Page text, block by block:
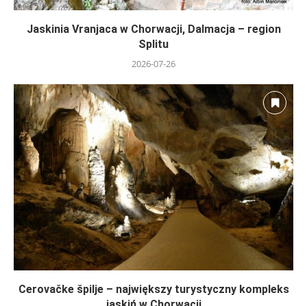
Jaskinia Vranjaca w Chorwacji, Dalmacja – region
Splitu
2026-07-26
Cerovačke špilje – największy turystyczny kompleks